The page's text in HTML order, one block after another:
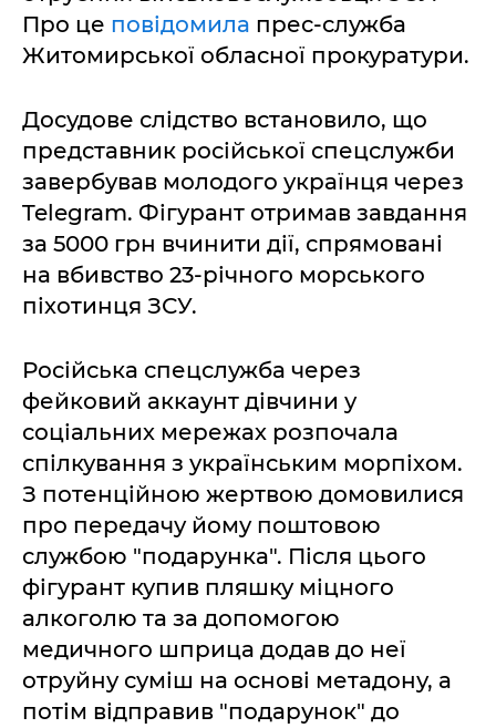
Про це повідомила прес-служба
Житомирської обласної прокуратури.
Досудове слідство встановило, що
представник російської спецслужби
завербував молодого українця через
Telegram. Фігурант отримав завдання
за 5000 грн вчинити дії, спрямовані
на вбивство 23-річного морського
піхотинця ЗСУ.
Російська спецслужба через
фейковий аккаунт дівчини у
соціальних мережах розпочала
спілкування з українським морпіхом.
З потенційною жертвою домовилися
про передачу йому поштовою
службою "подарунка". Після цього
фігурант купив пляшку міцного
алкоголю та за допомогою
медичного шприца додав до неї
отруйну суміш на основі метадону, а
потім відправив "подарунок" до